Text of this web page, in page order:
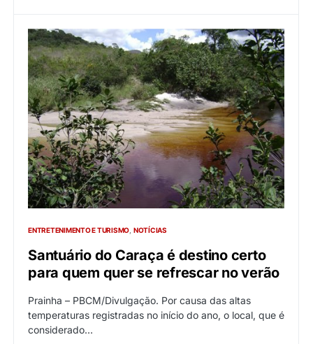
ENTRETENIMENTO E TURISMO NOTÍCIAS
Santuário do Caraça é destino certo
para quem quer se refrescar no verão
Prainha – PBCM/Divulgação. Por causa das altas
temperaturas registradas no início do ano, o local, que é
considerado…